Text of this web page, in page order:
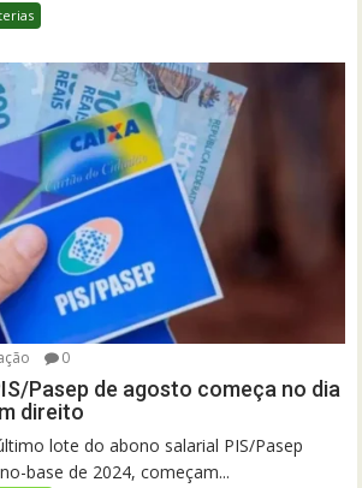
0
Pasep de agosto começa no dia
direito
lote do abono salarial PIS/Pasep
base de 2024, começam...